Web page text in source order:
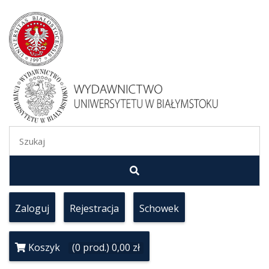
Zaloguj Rejestracja Schowek
Koszyk (0 prod.) 0,00 zł